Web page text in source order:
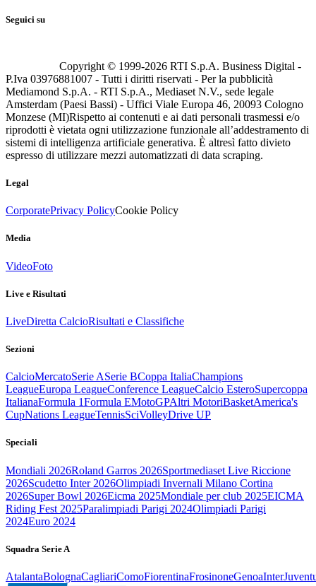
Seguici su
Copyright © 1999-2026 RTI S.p.A. Business Digital -
P.Iva 03976881007 - Tutti i diritti riservati - Per la pubblicità
Mediamond S.p.A. - RTI S.p.A., Mediaset N.V., sede legale
Amsterdam (Paesi Bassi) - Uffici Viale Europa 46, 20093 Cologno
Monzese (MI)Rispetto ai contenuti e ai dati personali trasmessi e/o
riprodotti è vietata ogni utilizzazione funzionale all’addestramento di
sistemi di intelligenza artificiale generativa. È altresì fatto divieto
espresso di utilizzare mezzi automatizzati di data scraping.
Legal
CorporatePrivacy PolicyCookie Policy
Media
VideoFoto
Live e Risultati
LiveDiretta CalcioRisultati e Classifiche
Sezioni
CalcioMercatoSerie ASerie BCoppa ItaliaChampions
LeagueEuropa LeagueConference LeagueCalcio EsteroSupercoppa
ItalianaFormula 1Formula EMotoGPAltri MotoriBasketAmerica's
CupNations LeagueTennisSciVolleyDrive UP
Speciali
Mondiali 2026Roland Garros 2026Sportmediaset Live Riccione
2026Scudetto Inter 2026Olimpiadi Invernali Milano Cortina
2026Super Bowl 2026Eicma 2025Mondiale per club 2025EICMA
Riding Fest 2025Paralimpiadi Parigi 2024Olimpiadi Parigi
2024Euro 2024
Squadra Serie A
AtalantaBolognaCagliariComoFiorentinaFrosinoneGenoaInter